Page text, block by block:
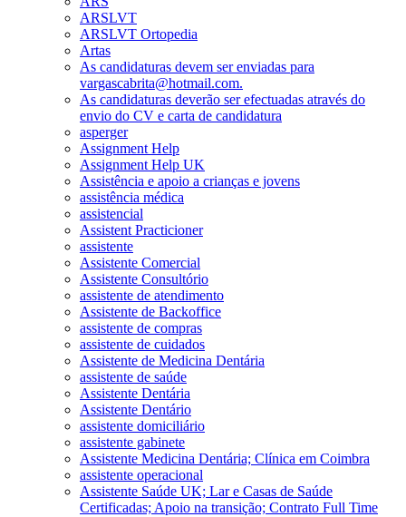
ARSLVT
ARSLVT Ortopedia
Artas
As candidaturas devem ser enviadas para
vargascabrita@hotmail.com.
As candidaturas deverão ser efectuadas através do
envio do CV e carta de candidatura
asperger
Assignment Help
Assignment Help UK
Assistência e apoio a crianças e jovens
assistência médica
assistencial
Assistent Practicioner
assistente
Assistente Comercial
Assistente Consultório
assistente de atendimento
Assistente de Backoffice
assistente de compras
assistente de cuidados
Assistente de Medicina Dentária
assistente de saúde
Assistente Dentária
Assistente Dentário
assistente domiciliário
assistente gabinete
Assistente Medicina Dentária; Clínica em Coimbra
assistente operacional
Assistente Saúde UK; Lar e Casas de Saúde
Certificadas; Apoio na transição; Contrato Full Time